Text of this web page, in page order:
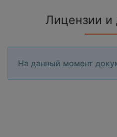
Лицензии и
На данный момент